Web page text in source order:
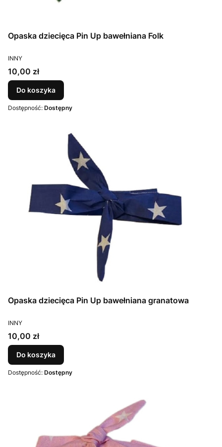
Opaska dziecięca Pin Up bawełniana Folk
PRODUCENT
INNY
Cena
10,00 zł
Do koszyka
Dostępność: Dostępny
Opaska dziecięca Pin Up bawełniana granatowa
PRODUCENT
INNY
Cena
10,00 zł
Do koszyka
Dostępność: Dostępny